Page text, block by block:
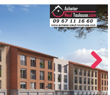
Next